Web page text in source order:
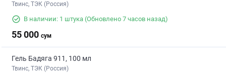
Твинс, ТЭК (Россия)
В наличии: 1 штука (Обновлено 7 часов назад)
55 000 сум
Гель Бадяга 911, 100 мл
Твинс, ТЭК (Россия)